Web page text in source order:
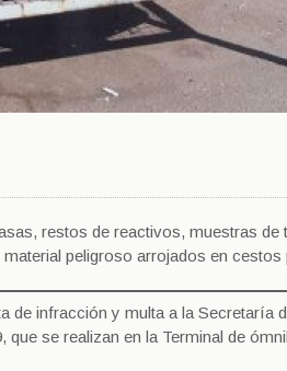
restos de reactivos, muestras
peligroso arrojados en
de infracción y multa a la Secretaría
se realizan en la Terminal de